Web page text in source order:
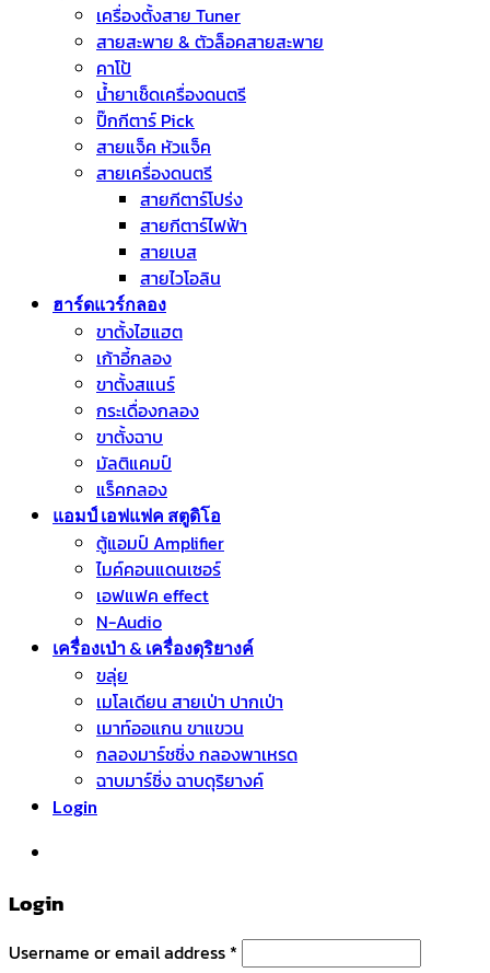
เครื่องตั้งสาย Tuner
สายสะพาย & ตัวล็อคสายสะพาย
คาโป้
น้ำยาเช็ดเครื่องดนตรี
ปิ๊กกีตาร์ Pick
สายแจ็ค หัวแจ็ค
สายเครื่องดนตรี
สายกีตาร์โปร่ง
สายกีตาร์ไฟฟ้า
สายเบส
สายไวโอลิน
ฮาร์ดแวร์กลอง
ขาตั้งไฮแฮต
เก้าอี้กลอง
ขาตั้งสแนร์
กระเดื่องกลอง
ขาตั้งฉาบ
มัลติแคมป์
แร็คกลอง
แอมป์ เอฟแฟค สตูดิโอ
ตู้แอมป์ Amplifier
ไมค์คอนแดนเซอร์
เอฟแฟค effect
N-Audio
เครื่องเป่า & เครื่องดุริยางค์
ขลุ่ย
เมโลเดียน สายเป่า ปากเป่า
เมาท์ออแกน ขาแขวน
กลองมาร์ชชิ่ง กลองพาเหรด
ฉาบมาร์ชิ่ง ฉาบดุริยางค์
Login
Login
Username or email address *